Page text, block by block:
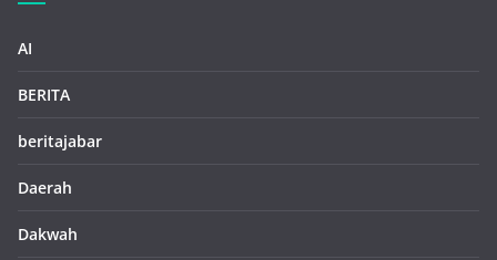
AI
BERITA
beritajabar
Daerah
Dakwah